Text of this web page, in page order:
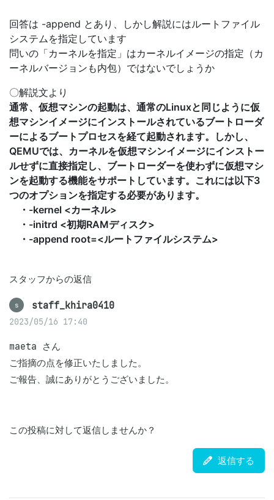
回答は -append とあり、しかし解説にはルートファイル
システムを指定しています
問いの「カーネルを指定」はカーネルイメージの指定（カ
ーネルバージョンも内包）ではないでしょうか
〇解説文より
通常、仮想マシンの起動は、通常のLinuxと同じように仮
想マシンイメージにインストールされているブートローダ
ーによるブートプロセスを経て起動されます。しかし、
QEMUでは、カーネルを仮想マシンイメージにインストー
ルせずに直接指定し、ブートローダーを使わずに仮想マシ
ンを起動する機能をサポートしています。これには以下3
つのオプションを指定する必要があります。
・-kernel <カーネル>
・-initrd <初期RAMディスク>
・-append root=<ルートファイルシステム>
スタッフからの返信
s staff_khira0410
2023/05/16 17:40
maeta さん
ご指摘の点を修正いたしました。
ご報告、誠にありがとうございました。
この投稿に対して返信しませんか？
返信する